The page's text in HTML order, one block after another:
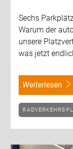
Sechs
Warum der
unsere
was jetzt
weiterlesen